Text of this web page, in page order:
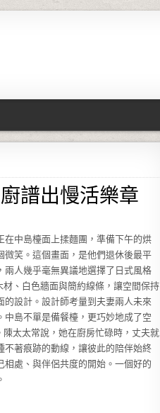
譜出慢活樂章
中島檯面上揉麵團，準備下午的烘
微笑。這個畫面，是他們退休後最平
兩人幾乎毫無異議地選擇了日式風格
、白色牆面與簡約線條，讓空間保持
設計。設計師考量到夫妻兩人未來
島不單是備餐檯，更巧妙地成了空
太太常說，她在廚房忙碌時，丈夫就
著痕跡的動線，讓彼此的陪伴始終
處、與伴侶共度的開始。一個好的